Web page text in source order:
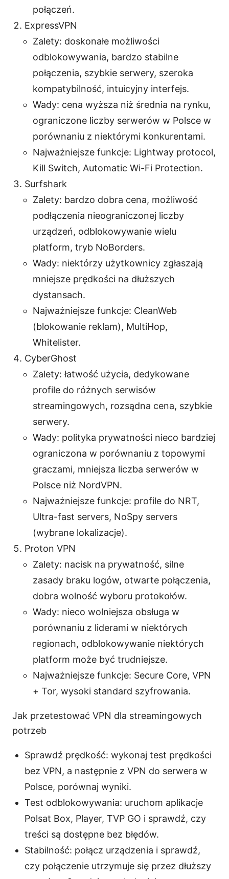
połączeń.
ExpressVPN
Zalety: doskonałe możliwości
odblokowywania, bardzo stabilne
połączenia, szybkie serwery, szeroka
kompatybilność, intuicyjny interfejs.
Wady: cena wyższa niż średnia na rynku,
ograniczone liczby serwerów w Polsce w
porównaniu z niektórymi konkurentami.
Najważniejsze funkcje: Lightway protocol,
Kill Switch, Automatic Wi-Fi Protection.
Surfshark
Zalety: bardzo dobra cena, możliwość
podłączenia nieograniczonej liczby
urządzeń, odblokowywanie wielu
platform, tryb NoBorders.
Wady: niektórzy użytkownicy zgłaszają
mniejsze prędkości na dłuższych
dystansach.
Najważniejsze funkcje: CleanWeb
(blokowanie reklam), MultiHop,
Whitelister.
CyberGhost
Zalety: łatwość użycia, dedykowane
profile do różnych serwisów
streamingowych, rozsądna cena, szybkie
serwery.
Wady: polityka prywatności nieco bardziej
ograniczona w porównaniu z topowymi
graczami, mniejsza liczba serwerów w
Polsce niż NordVPN.
Najważniejsze funkcje: profile do NRT,
Ultra-fast servers, NoSpy servers
(wybrane lokalizacje).
Proton VPN
Zalety: nacisk na prywatność, silne
zasady braku logów, otwarte połączenia,
dobra wolność wyboru protokołów.
Wady: nieco wolniejsza obsługa w
porównaniu z liderami w niektórych
regionach, odblokowywanie niektórych
platform może być trudniejsze.
Najważniejsze funkcje: Secure Core, VPN
+ Tor, wysoki standard szyfrowania.
Jak przetestować VPN dla streamingowych
potrzeb
Sprawdź prędkość: wykonaj test prędkości
bez VPN, a następnie z VPN do serwera w
Polsce, porównaj wyniki.
Test odblokowywania: uruchom aplikacje
Polsat Box, Player, TVP GO i sprawdź, czy
treści są dostępne bez błędów.
Stabilność: połącz urządzenia i sprawdź,
czy połączenie utrzymuje się przez dłuższy